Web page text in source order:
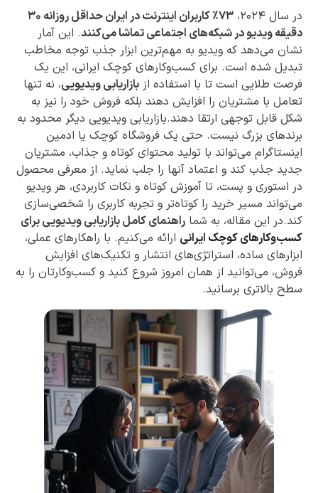
در سال ۲۰۲۴،
۷۳٪ کاربران اینترنت در ایران حداقل روزانه ۳۰
دقیقه ویدیو در شبکه‌های اجتماعی تماشا می‌کنند. این آمار
نشان می‌دهد که ویدیو به مهم‌ترین ابزار جذب توجه مخاطب
تبدیل شده است. برای کسب‌وکارهای کوچک ایرانی، این یک
فرصت طلایی است تا با استفاده از بازاریابی ویدیویی، نه تنها
تعامل با مشتریان را افزایش دهند بلکه فروش خود را نیز به
شکل قابل توجهی ارتقا دهند.بازاریابی ویدیویی دیگر محدود به
برندهای بزرگ نیست. حتی یک فروشگاه کوچک یا ادمین
اینستاگرام می‌تواند با تولید محتوای کوتاه و جذاب، مشتریان
جدید جذب کند و اعتماد آنها را جلب نماید. از معرفی محصول
در استوری و پست، تا آموزش کوتاه و نکات کاربردی، هر ویدیو
می‌تواند مسیر خرید را کوتاه‌تر و تجربه کاربری را شخصی‌سازی
کند.در این مقاله، به شما راهنمای کامل بازاریابی ویدیویی برای
کسب‌وکارهای کوچک ایرانی ارائه می‌کنیم. با راهکارهای عملی،
ابزارهای ساده، استراتژی‌های انتشار و تکنیک‌های افزایش
فروش، می‌توانید از همان امروز شروع کنید و کسب‌وکارتان را به
سطح بالاتری برسانید.